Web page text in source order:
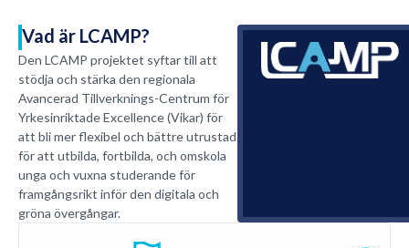
Vad är LCAMP?
Den LCAMP projektet syftar till att
stödja och stärka den regionala
Avancerad Tillverknings-Centrum för
Yrkesinriktade Excellence (Vikar) för
att bli mer flexibel och bättre utrustad
för att utbilda, fortbilda, och omskola
unga och vuxna studerande för
framgångsrikt inför den digitala och
gröna övergångar.